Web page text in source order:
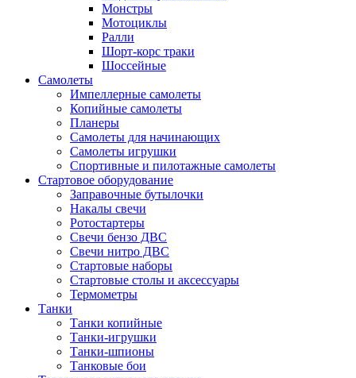
Монстры
Мотоциклы
Ралли
Шорт-корс траки
Шоссейные
Самолеты
Импеллерные самолеты
Копийные самолеты
Планеры
Самолеты для начинающих
Самолеты игрушки
Спортивные и пилотажные самолеты
Стартовое оборудование
Заправочные бутылочки
Накалы свечи
Ротостартеры
Свечи бензо ДВС
Свечи нитро ДВС
Стартовые наборы
Стартовые столы и аксессуары
Термометры
Танки
Танки копийные
Танки-игрушки
Танки-шпионы
Танковые бои